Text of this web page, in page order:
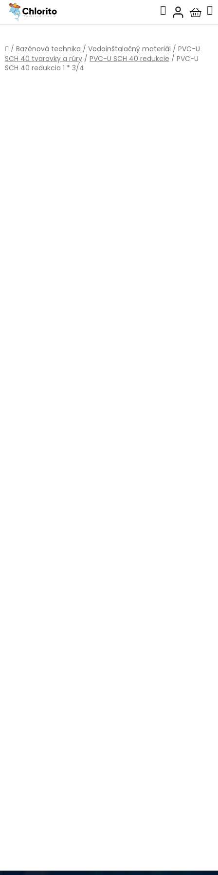
Prejsť
obsah
Hľadať
košík
Domov
/ Bazénová technika / Vodoinštalačný materiál / PVC-U
SCH 40 tvarovky a rúry / PVC-U SCH 40 redukcie / PVC-U
SCH 40 redukcia 1 * 3/4